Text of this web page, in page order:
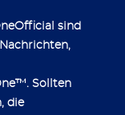
sind
Sollten
die